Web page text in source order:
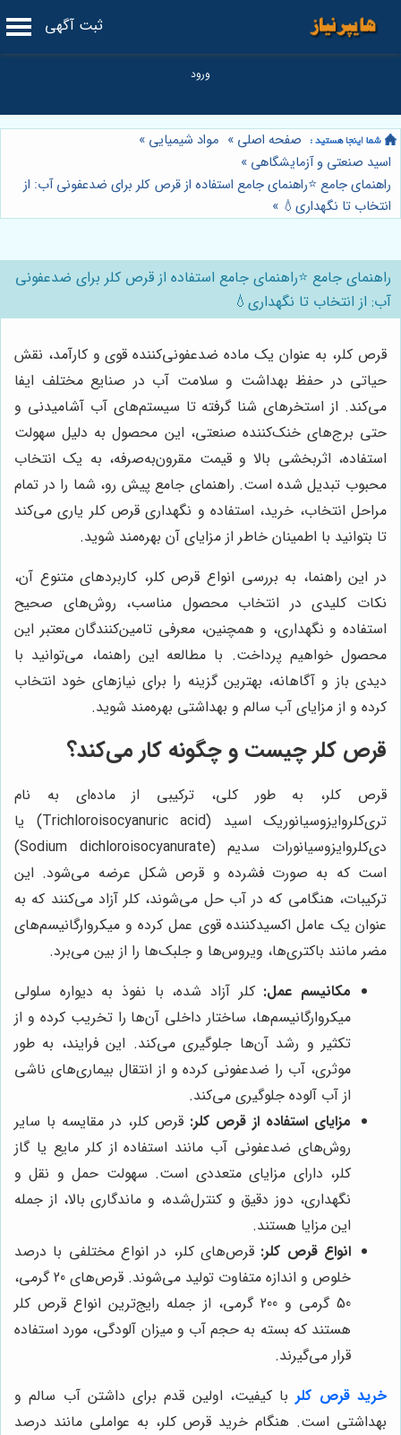
ثبت آگهی
صفحه اصلی » مواد شیمیایی »
اسید صنعتی و آزمایشگاهی »
راهنمای جامع ⭐️راهنمای جامع استفاده از قرص کلر برای ضدعفونی آب: از
انتخاب تا نگهداری💧 »
راهنمای جامع ⭐️راهنمای جامع استفاده از قرص کلر برای ضدعفونی
آب: از انتخاب تا نگهداری💧
قرص کلر، به عنوان یک ماده ضدعفونی‌کننده قوی و کارآمد، نقش
حیاتی در حفظ بهداشت و سلامت آب در صنایع مختلف ایفا
می‌کند. از استخرهای شنا گرفته تا سیستم‌های آب آشامیدنی و
حتی برج‌های خنک‌کننده صنعتی، این محصول به دلیل سهولت
استفاده، اثربخشی بالا و قیمت مقرون‌به‌صرفه، به یک انتخاب
محبوب تبدیل شده است. راهنمای جامع پیش رو، شما را در تمام
مراحل انتخاب، خرید، استفاده و نگهداری قرص کلر یاری می‌کند
تا بتوانید با اطمینان خاطر از مزایای آن بهره‌مند شوید.
در این راهنما، به بررسی انواع قرص کلر، کاربردهای متنوع آن،
نکات کلیدی در انتخاب محصول مناسب، روش‌های صحیح
استفاده و نگهداری، و همچنین، معرفی تامین‌کنندگان معتبر این
محصول خواهیم پرداخت. با مطالعه این راهنما، می‌توانید با
دیدی باز و آگاهانه، بهترین گزینه را برای نیازهای خود انتخاب
کرده و از مزایای آب سالم و بهداشتی بهره‌مند شوید.
قرص کلر چیست و چگونه کار می‌کند؟
قرص کلر، به طور کلی، ترکیبی از ماده‌ای به نام
تری‌کلروایزوسیانوریک اسید (Trichloroisocyanuric acid) یا
دی‌کلروایزوسیانورات سدیم (Sodium dichloroisocyanurate)
است که به صورت فشرده و قرص شکل عرضه می‌شود. این
ترکیبات، هنگامی که در آب حل می‌شوند، کلر آزاد می‌کنند که به
عنوان یک عامل اکسیدکننده قوی عمل کرده و میکروارگانیسم‌های
مضر مانند باکتری‌ها، ویروس‌ها و جلبک‌ها را از بین می‌برد.
مکانیسم عمل: کلر آزاد شده، با نفوذ به دیواره سلولی
میکروارگانیسم‌ها، ساختار داخلی آن‌ها را تخریب کرده و از
تکثیر و رشد آن‌ها جلوگیری می‌کند. این فرایند، به طور
موثری، آب را ضدعفونی کرده و از انتقال بیماری‌های ناشی
از آب آلوده جلوگیری می‌کند.
مزایای استفاده از قرص کلر: قرص کلر، در مقایسه با سایر
روش‌های ضدعفونی آب مانند استفاده از کلر مایع یا گاز
کلر، دارای مزایای متعددی است. سهولت حمل و نقل و
نگهداری، دوز دقیق و کنترل‌شده، و ماندگاری بالا، از جمله
این مزایا هستند.
انواع قرص کلر: قرص‌های کلر، در انواع مختلفی با درصد
خلوص و اندازه متفاوت تولید می‌شوند. قرص‌های 20 گرمی،
50 گرمی و 200 گرمی، از جمله رایج‌ترین انواع قرص کلر
هستند که بسته به حجم آب و میزان آلودگی، مورد استفاده
قرار می‌گیرند.
خرید قرص کلر با کیفیت، اولین قدم برای داشتن آب سالم و
بهداشتی است. هنگام خرید قرص کلر، به عواملی مانند درصد